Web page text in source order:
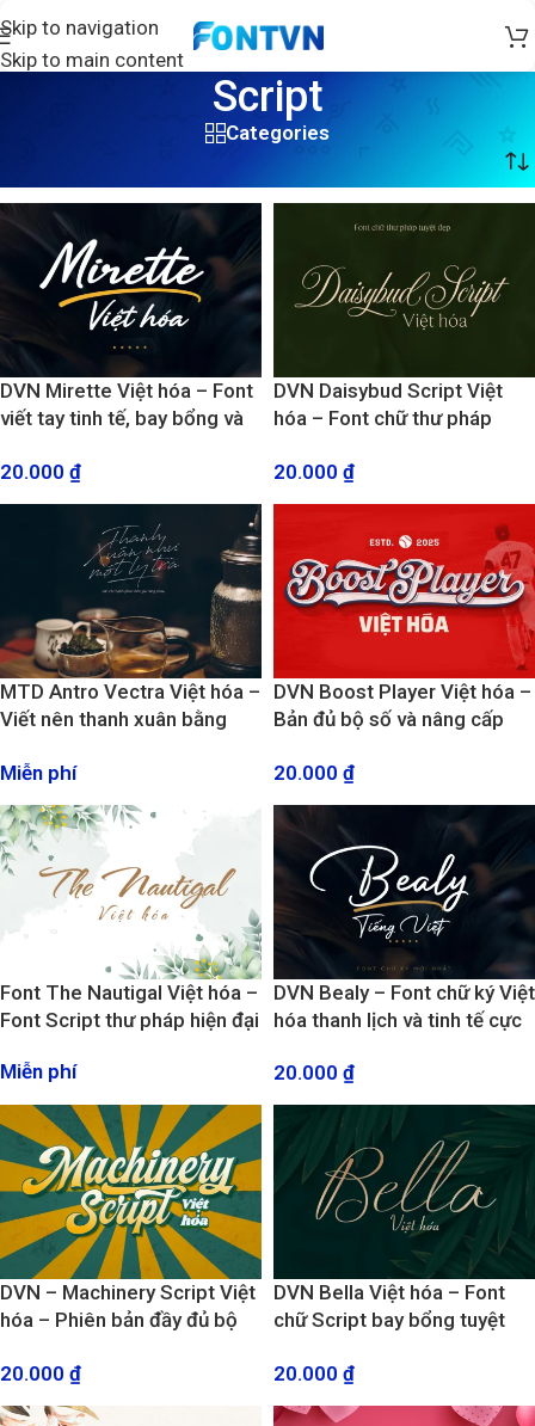
Skip to navigation
Skip to main content
Script
Categories
DVN Mirette Việt hóa – Font
viết tay tinh tế, bay bổng và
20.000 ₫
DVN Daisybud Script Việt
hóa – Font chữ thư pháp
dấu và đủ bộ số
20.000 ₫
MTD Antro Vectra Việt hóa –
Viết nên thanh xuân bằng
Miễn phí
DVN Boost Player Việt hóa –
Bản đủ bộ số và nâng cấp
20.000 ₫
Font The Nautigal Việt hóa –
Font Script thư pháp hiện đại
Miễn phí
DVN Bealy – Font chữ ký Việt
hóa thanh lịch và tinh tế cực
20.000 ₫
DVN – Machinery Script Việt
hóa – Phiên bản đầy đủ bộ
20.000 ₫
DVN Bella Việt hóa – Font
chữ Script bay bổng tuyệt
20.000 ₫